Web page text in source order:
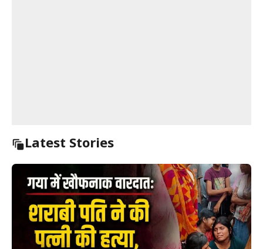
Latest Stories